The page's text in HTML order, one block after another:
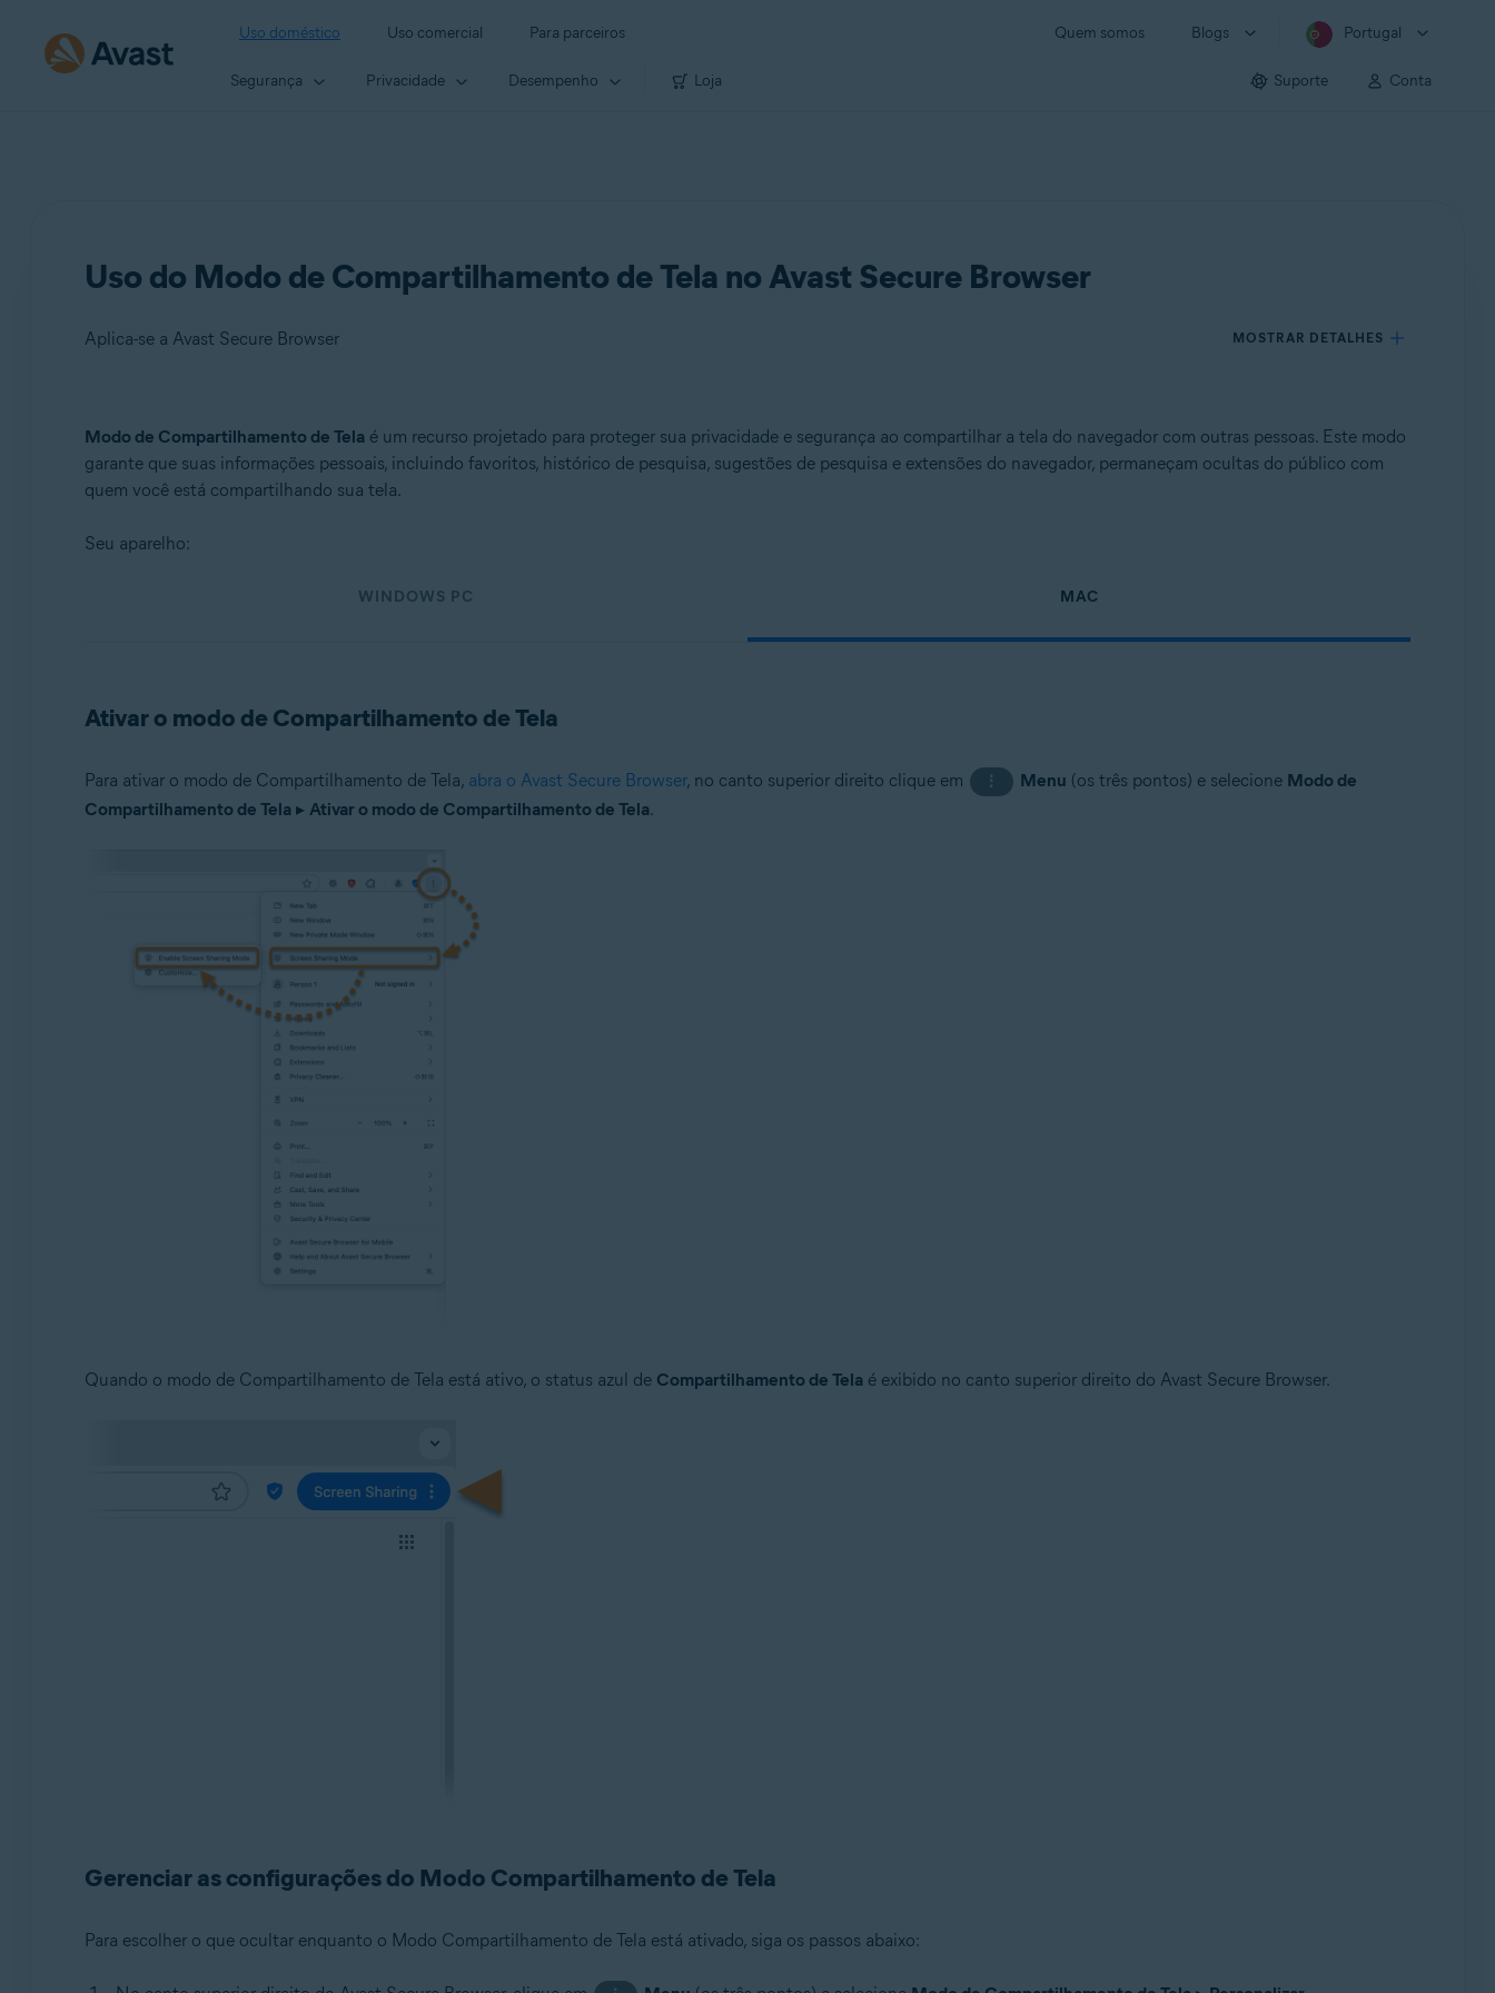
Uso doméstico Uso comercial Para parceiros Quem somos Blogs Portugal
Segurança Privacidade Desempenho Loja Suporte Conta
Uso do Modo de Compartilhamento de Tela no Avast Secure Browser
Aplica-se a Avast Secure Browser MOSTRAR DETALHES
Produtos:
Avast Secure Browser
Windows e macOS
Modo de Compartilhamento de Telaé um recurso projetado para proteger sua privacidade e segurança ao compartilhar a tela do navegador com outras pessoas. Este modo
garante que suas informações pessoais, incluindo favoritos, histórico de pesquisa, sugestões de pesquisa e extensões do navegador, permaneçam ocultas do público com
quem você está compartilhando sua tela.
Seu aparelho:
WINDOWS PC MAC
Ativar o modo de Compartilhamento de Tela
Para ativar o modo de Compartilhamento de Tela, abra o Avast Secure Browser, no canto superior direito clique em ⋮ Menu (os três pontos) e selecione Modo de
Compartilhamento de Tela▸ Ativar o modo de Compartilhamento de Tela.
Quando o modo de Compartilhamento de Tela está ativo, o status azul de Compartilhamento de Telaé exibido no canto superior direito do Avast Secure Browser.
Gerenciar as configurações do Modo Compartilhamento de Tela
Para escolher o que ocultar enquanto o Modo Compartilhamento de Tela está ativado, siga os passos abaixo: